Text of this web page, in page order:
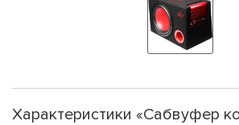
Характеристики «Сабвуфер